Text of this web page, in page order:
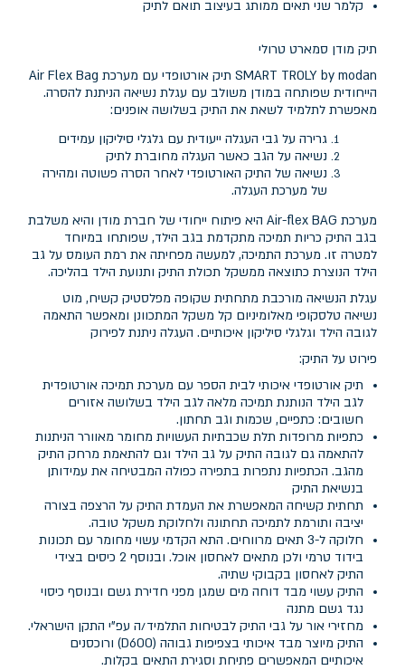
קלמר שני תאים ממותג בעיצוב תואם לתיק
תיק מודן סמארט טרולי
SMART TROLY by modan תיק אורטופדי עם מערכת Air Flex Bag
הייחודית שפותחה במודן משולב עם עגלת נשיאה הניתנת להסרה.
מאפשרת לתלמיד לשאת את התיק בשלושה אופנים:
גרירה על גבי העגלה ייעודית עם גלגלי סיליקון עמידים
נשיאה על הגב כאשר העגלה מחוברת לתיק
נשיאה של התיק האורטופדי לאחר הסרה פשוטה ומהירה
של מערכת העגלה.
מערכת Air-flex BAG היא פיתוח ייחודי של חברת מודן והיא משלבת
בגב התיק כריות תמיכה מתקדמת בגב הילד, שפותחו במיוחד
למטרה זו. מערכת התמיכה, למעשה מפחיתה את רמת העומס על גב
הילד הנוצרת כתוצאה ממשקל תכולת התיק ותנועת הילד בהליכה.
עגלת הנשיאה מורכבת מתחתית שקופה מפלסטיק קשיח, מוט
נשיאה טלסקופי מאלומיניום קל משקל המתכוונן ומאפשר התאמה
לגובה הילד וגלגלי סיליקון איכותיים. העגלה ניתנת לפירוק
פירוט על התיק:
תיק אורטופדי איכותי לבית הספר עם מערכת תמיכה אורטופדית
לגב הילד הנותנת תמיכה מלאה לגב הילד בשלושה אזורים
חשובים: כתפיים, שכמות וגב תחתון.
כתפיות מרופדות תלת שכבתיות העשויות מחומר מאוורר הניתנות
להתאמה גם לגובה התיק על גב הילד וגם להתאמת מרחק התיק
מהגב. הכתפיות נתפרות בתפירה כפולה המבטיחה את עמידותן
בנשיאת התיק
תחתית קשיחה המאפשרת את העמדת התיק על הרצפה בצורה
יציבה ותורמת לתמיכה תחתונה ולחלוקת משקל טובה.
חלוקה ל-3 תאים מרווחים. התא הקדמי עשוי מחומר עם תכונות
בידוד טרמי ולכן מתאים לאחסון אוכל. ובנוסף 2 כיסים בצידי
התיק לאחסון בקבוקי שתיה.
התיק עשוי מבד דוחה מים שמגן מפני חדירת גשם ובנוסף כיסוי
נגד גשם מתנה
מחזירי אור על גבי התיק לבטיחות התלמיד/ה עפ"י התקן הישראלי.
התיק מיוצר מבד איכותי בצפיפות גבוהה (D600) ורוכסנים
איכותיים המאפשרים פתיחת וסגירת התאים בקלות.